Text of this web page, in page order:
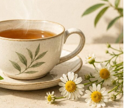
25 filtri tè nero deteinato.
e piacevolissimo aroma di
tra 1 e 2 kcal/busta